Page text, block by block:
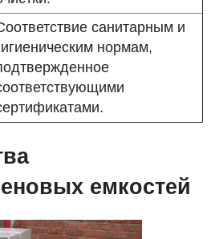
санитарным и
нормам,
емкостей